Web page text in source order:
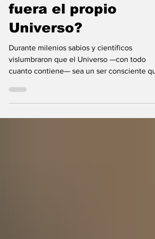
María Mercedes y Vladimir Gessen
9 jul
9 min de lectura
¿Y si el Creador
fuera el propio
Universo?
Durante milenios sabios y científicos
vislumbraron que el Universo —con todo